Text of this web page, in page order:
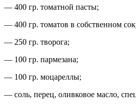
— 400 гр. томатной пасты;
— 400 гр. томатов в собственном
— 250 гр. творога;
— 100 гр. пармезана;
— 100 гр. моцареллы;
— соль, перец, оливковое масло,